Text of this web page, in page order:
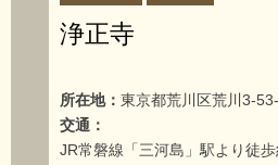
浄正寺
所在地： 東京都荒川区荒川3-
交通：
JR常磐線「三河島」駅より徒